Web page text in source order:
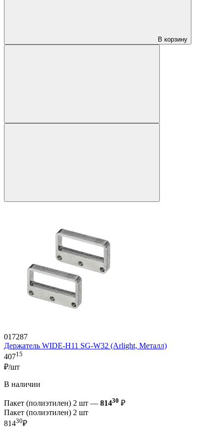
В корзину
017287
Держатель WIDE-H11 SG-W32 (Arlight, Металл)
40715
₽/шт
В наличии
Пакет (полиэтилен) 2 шт — 81430 ₽
Пакет (полиэтилен) 2 шт
81430₽